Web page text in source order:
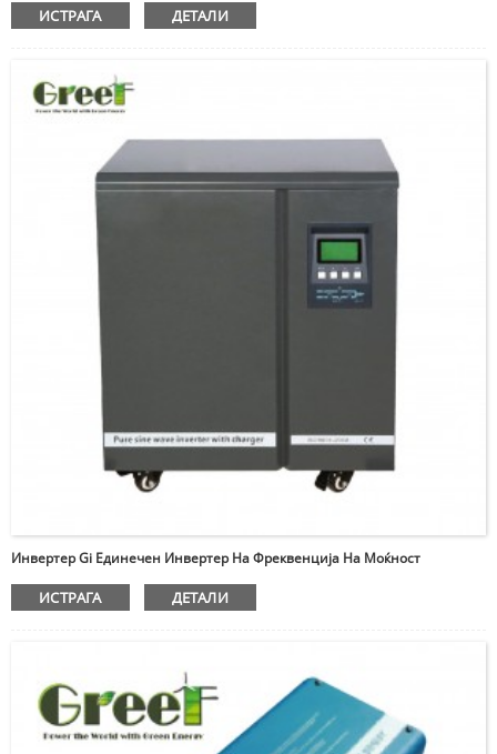
ИСТРАГА ДЕТАЛИ
Инвертер Gi Единечен Инвертер На Фреквенција На Моќност
ИСТРАГА ДЕТАЛИ